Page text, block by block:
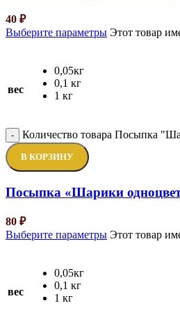
40 ₽
Выберите параметры Этот товар
вес
0,05кг
0,1 кг
1 кг
- Количество товара Посыпка
В КОРЗИНУ
Посыпка «Шарики
80 ₽
Выберите параметры Этот товар
вес
0,05кг
0,1 кг
1 кг